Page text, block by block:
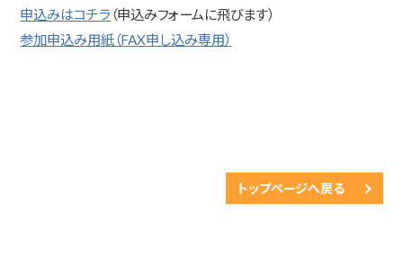
申込みはコチラ （申込みフォームに飛びます）
参加申込み用紙（FAX申し込み専用）
トップページへ戻る